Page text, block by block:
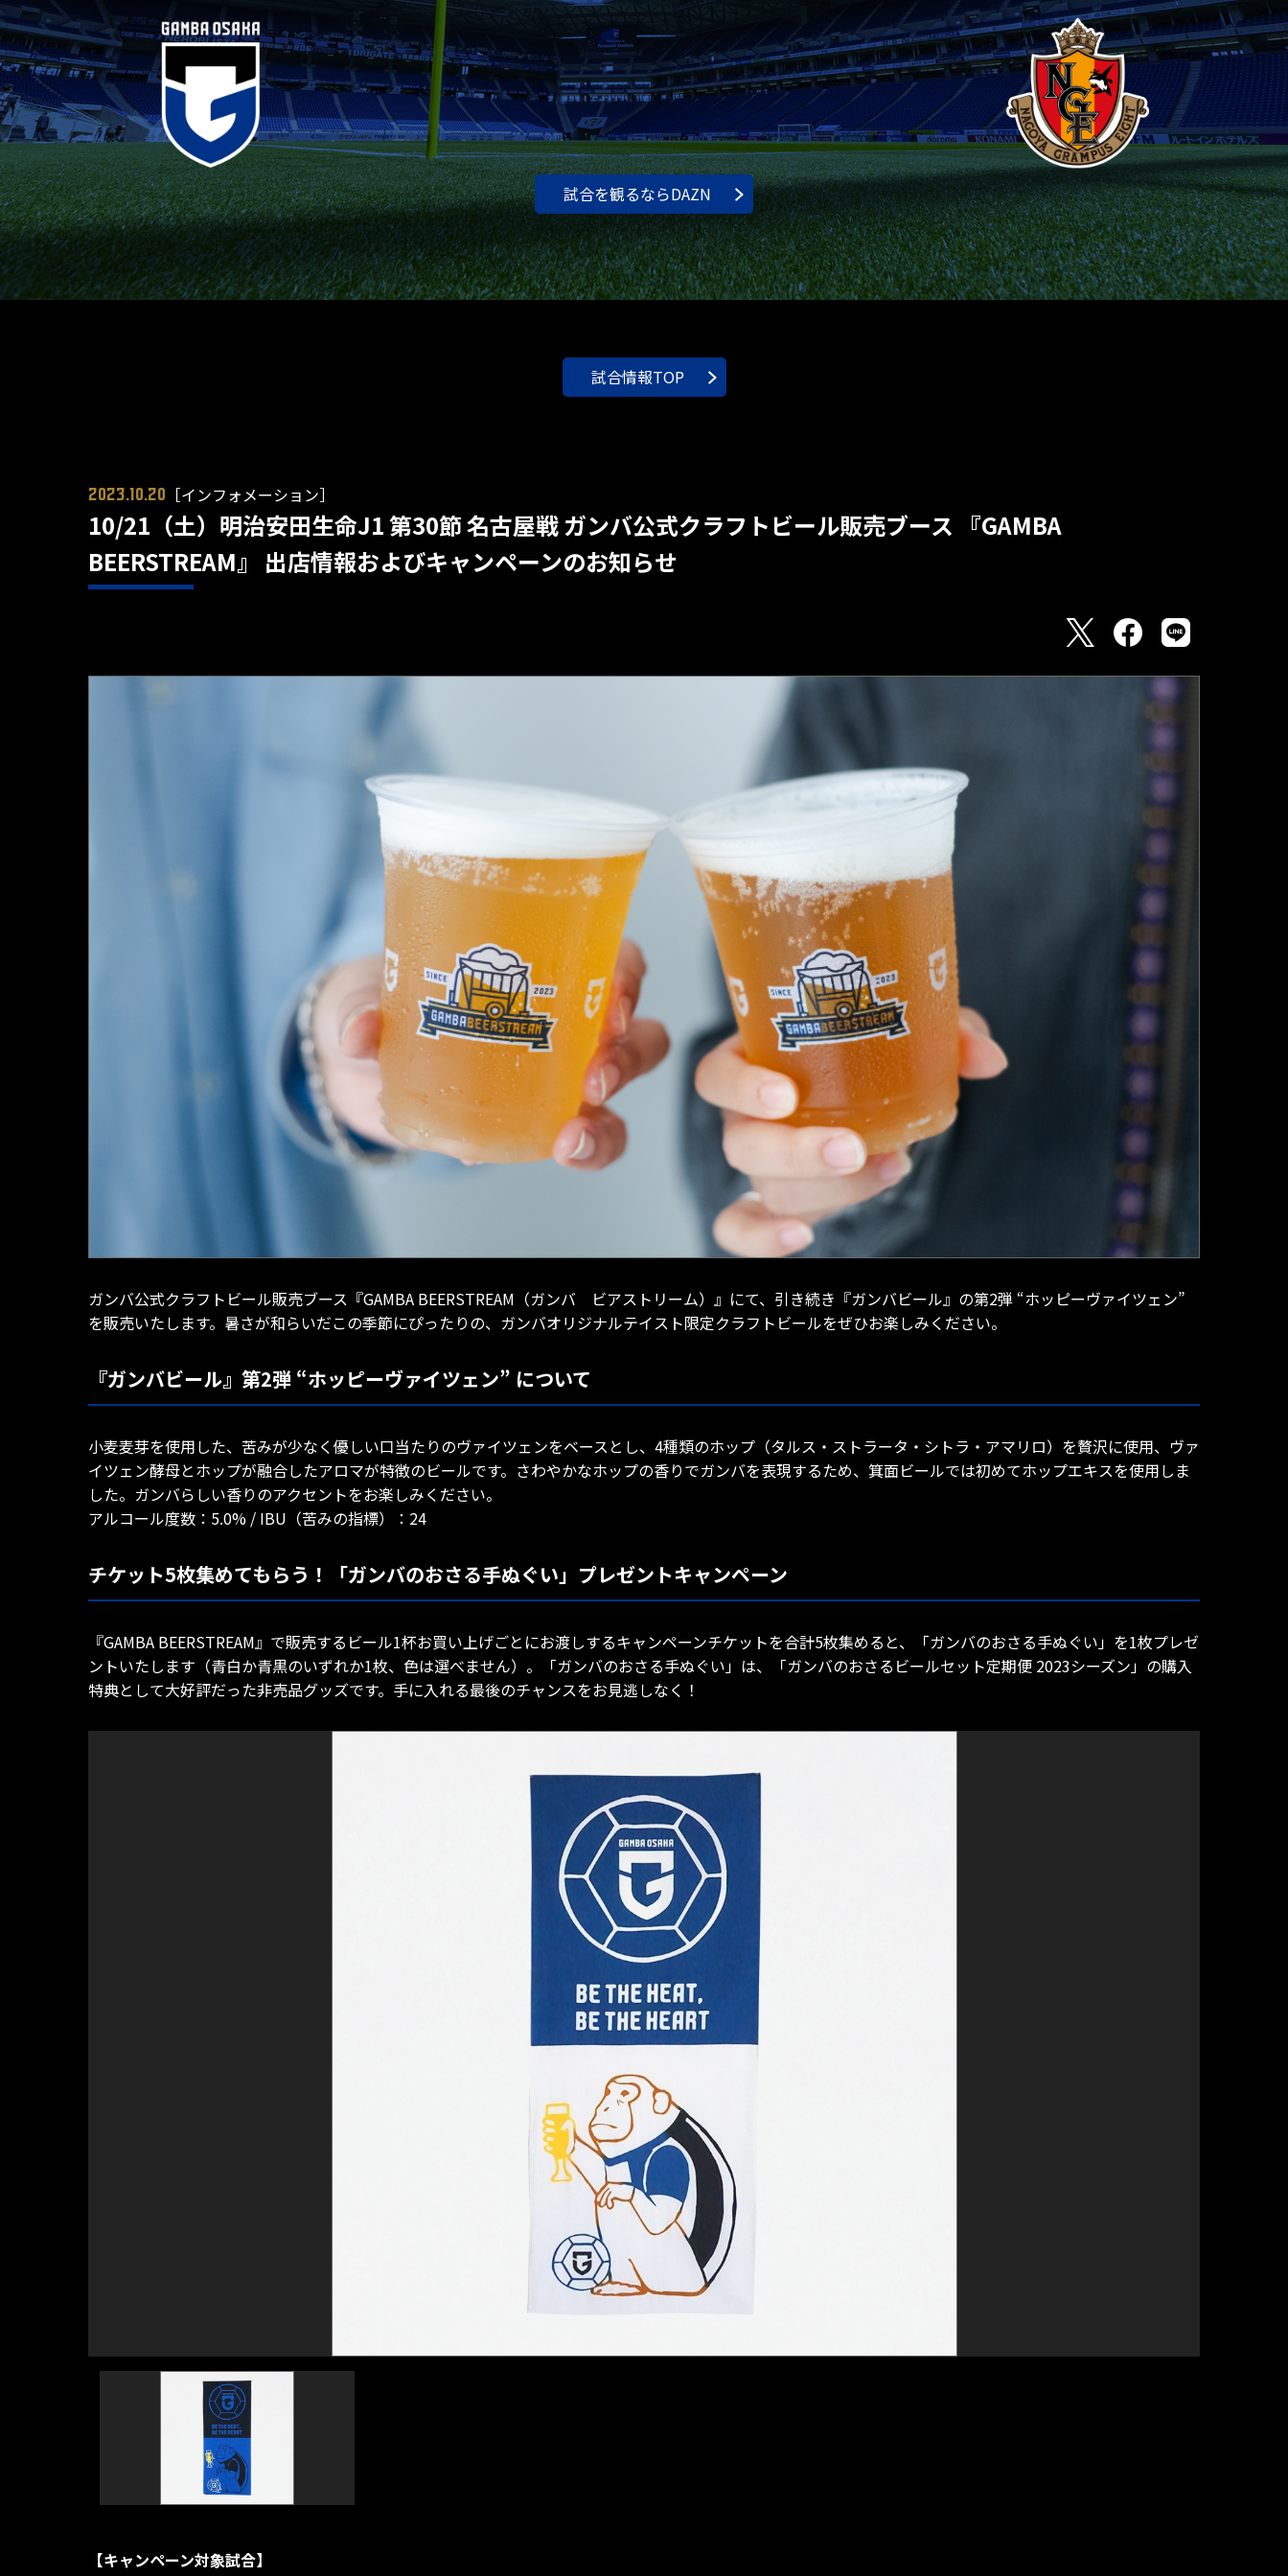
試合を観るならDAZN
試合情報TOP
2023.10.20 ［インフォメーション］
10/21（土）明治安田生命J1 第30節 名古屋戦 ガンバ公式クラフトビール販売ブース 『GAMBA
BEERSTREAM』 出店情報およびキャンペーンのお知らせ
ガンバ公式クラフトビール販売ブース『GAMBA BEERSTREAM（ガンバ ビアストリーム）』にて、引き続き『ガンバビール』の第2弾 “ホッピーヴァイツェン”
を販売いたします。暑さが和らいだこの季節にぴったりの、ガンバオリジナルテイスト限定クラフトビールをぜひお楽しみください。
『ガンバビール』第2弾 “ホッピーヴァイツェン” について
小麦麦芽を使用した、苦みが少なく優しい口当たりのヴァイツェンをベースとし、4種類のホップ（タルス・ストラータ・シトラ・アマリロ）を贅沢に使用、ヴァ
イツェン酵母とホップが融合したアロマが特徴のビールです。さわやかなホップの香りでガンバを表現するため、箕面ビールでは初めてホップエキスを使用しま
した。ガンバらしい香りのアクセントをお楽しみください。
アルコール度数：5.0% / IBU（苦みの指標）：24
チケット5枚集めてもらう！「ガンバのおさる手ぬぐい」プレゼントキャンペーン
『GAMBA BEERSTREAM』で販売するビール1杯お買い上げごとにお渡しするキャンペーンチケットを合計5枚集めると、「ガンバのおさる手ぬぐい」を1枚プレゼ
ントいたします（青白か青黒のいずれか1枚、色は選べません）。「ガンバのおさる手ぬぐい」は、「ガンバのおさるビールセット定期便 2023シーズン」の購入
特典として大好評だった非売品グッズです。手に入れる最後のチャンスをお見逃しなく！
【キャンペーン対象試合】